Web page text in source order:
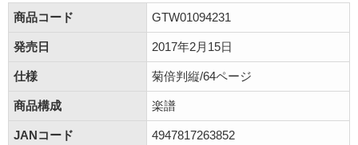
商品コード
GTW01094231
発売日 2017年2月15日
仕様 菊倍判縦/64ページ
商品構成 楽譜
JANコード 4947817263852